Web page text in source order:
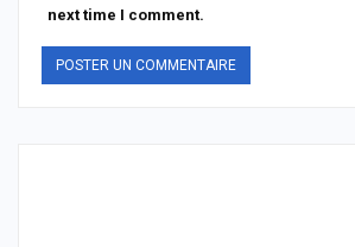
next time I comment.